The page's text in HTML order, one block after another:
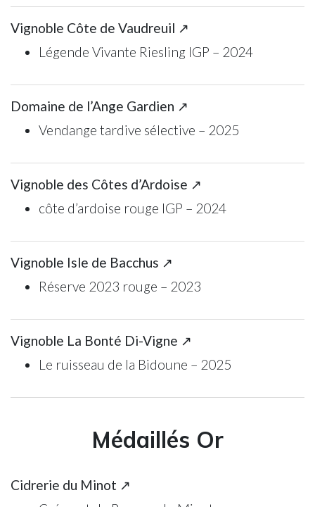
Vignoble Côte de Vaudreuil ↗
Légende Vivante Riesling IGP – 2024
Domaine de l’Ange Gardien ↗
Vendange tardive sélective – 2025
Vignoble des Côtes d’Ardoise ↗
côte d’ardoise rouge IGP – 2024
Vignoble Isle de Bacchus ↗
Réserve 2023 rouge – 2023
Vignoble La Bonté Di-Vigne ↗
Le ruisseau de la Bidoune – 2025
Médaillés Or
Cidrerie du Minot ↗